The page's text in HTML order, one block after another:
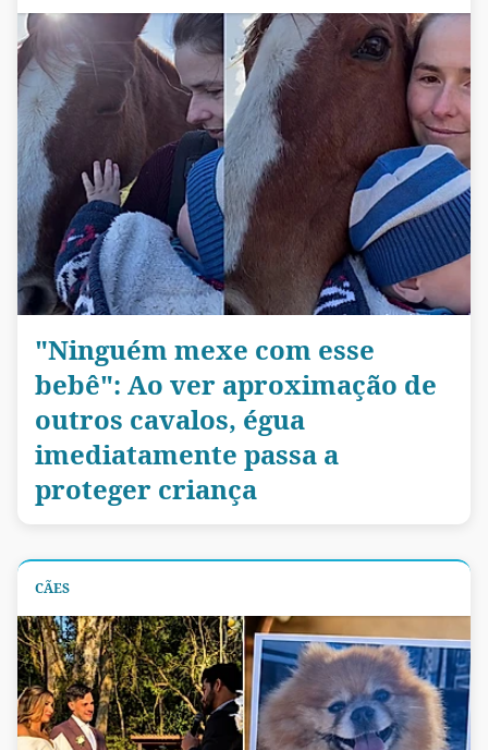
"Ninguém mexe com esse
bebê": Ao ver aproximação de
outros cavalos, égua
imediatamente passa a
proteger criança
CÃES